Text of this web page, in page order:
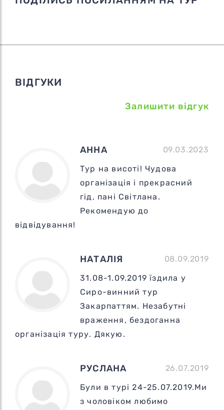
ВІДГУКИ
Залишити відгук
АННА
09.03.2023
Тур на висоті! Чудова
організація і прекрасний
гід, пані Світлана.
Рекомендую до
відвідування!
НАТАЛІЯ
08.09.2019
31.08-1.09.2019 їздила у
Сиро-винний тур
Закарпаттям. Незабутні
враження, бездоганна
організація туру. Дякую.
РУСЛАНА
26.07.2019
Були в турі 24-25.07.2019.Ми
з чоловіком любимо